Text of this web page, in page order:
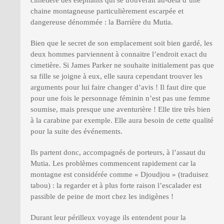
chaine montagneuse particulièrement escarpée et
dangereuse dénommée : la Barrière du Mutia.
Bien que le secret de son emplacement soit bien gardé, les
deux hommes parviennent à connaitre l’endroit exact du
cimetière. Si James Parker ne souhaite initialement pas que
sa fille se joigne à eux, elle saura cependant trouver les
arguments pour lui faire changer d’avis ! Il faut dire que
pour une fois le personnage féminin n’est pas une femme
soumise, mais presque une aventurière ! Elle tire très bien
à la carabine par exemple. Elle aura besoin de cette qualité
pour la suite des événements.
Ils partent donc, accompagnés de porteurs, à l’assaut du
Mutia. Les problèmes commencent rapidement car la
montagne est considérée comme « Djoudjou » (traduisez
tabou) : la regarder et à plus forte raison l’escalader est
passible de peine de mort chez les indigènes !
Durant leur périlleux voyage ils entendent pour la